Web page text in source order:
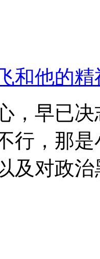
和他的
，早已
行，那
及对政